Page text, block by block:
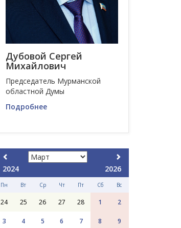
Дубовой Сергей
Михайлович
Председатель Мурманской
областной Думы
Подробнее
2024 2026
Пн Вт Ср Чт Пт Сб Вс
24 25 26 27 28 1 2
3 4 5 6 7 8 9